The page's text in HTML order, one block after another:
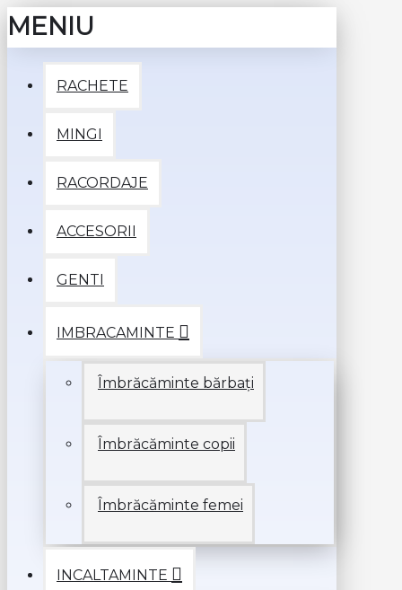
MENIU
RACHETE
MINGI
RACORDAJE
ACCESORII
GENTI
IMBRACAMINTE
Îmbrăcăminte bărbați
Îmbrăcăminte copii
Îmbrăcăminte femei
INCALTAMINTE